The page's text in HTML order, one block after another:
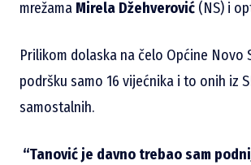
mrežama Mirela Džehverović (NS) i
Prilikom dolaska na čelo Općine Novo
podršku samo 16 vijećnika i to onih iz
samostalnih.
“Tanović je davno trebao sam